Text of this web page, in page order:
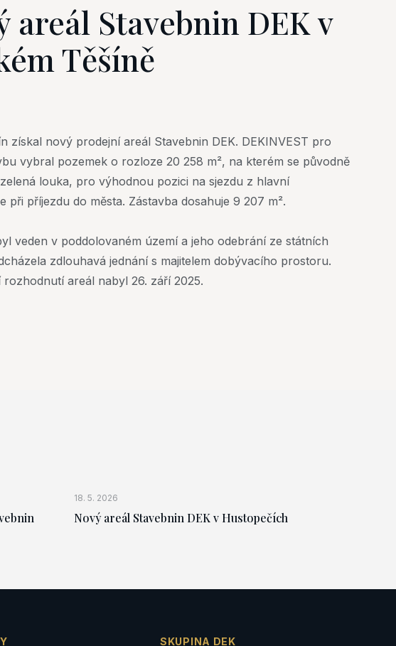
areál Stavebnin DEK v
Těšíně
získal nový prodejní areál Stavebnin DEK. DEKINVEST pro
vybral pozemek o rozloze 20 258 m², na kterém se původně
louka, pro výhodnou pozici na sjezdu z hlavní
při příjezdu do města. Zástavba dosahuje 9 207 m².
veden v poddolovaném území a jeho odebrání ze státních
zdlouhavá jednání s majitelem dobývacího prostoru.
rozhodnutí areál nabyl 26. září 2025.
18. 5. 2026
Nový areál Stavebnin DEK v Hustopečích
SKUPINA DEK